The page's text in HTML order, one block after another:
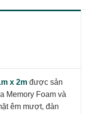
x 2m được sản
Memory Foam và
êm mượt, đàn